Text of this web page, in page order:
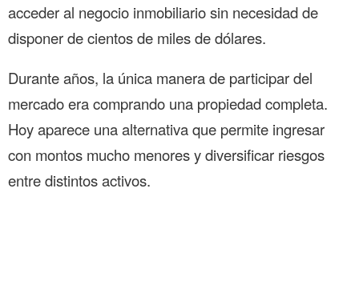
acceder al negocio inmobiliario sin necesidad de
disponer de cientos de miles de dólares.
Durante años, la única manera de participar del
mercado era comprando una propiedad completa.
Hoy aparece una alternativa que permite ingresar
con montos mucho menores y diversificar riesgos
entre distintos activos.